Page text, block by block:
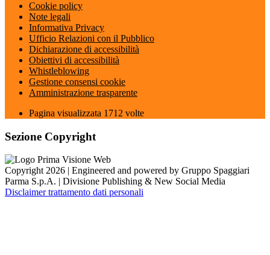
Cookie policy
Note legali
Informativa Privacy
Ufficio Relazioni con il Pubblico
Dichiarazione di accessibilità
Obiettivi di accessibilità
Whistleblowing
Gestione consensi cookie
Amministrazione trasparente
Pagina visualizzata 1712 volte
Sezione Copyright
Copyright 2026 | Engineered and powered by Gruppo Spaggiari
Parma S.p.A. | Divisione Publishing & New Social Media
Disclaimer trattamento dati personali